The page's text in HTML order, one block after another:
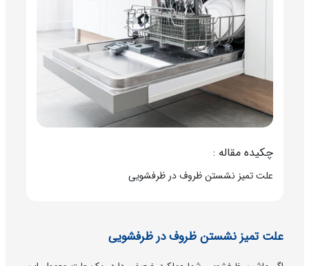
چکیده مقاله :
علت تمیز نشستن ظروف در ظرفشویی
علت تمیز نشستن ظروف در ظرفشویی